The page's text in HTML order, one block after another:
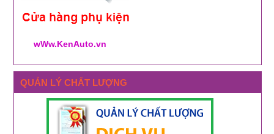
wWw.KenAuto.vn
QUẢN LÝ CHẤT LƯỢNG